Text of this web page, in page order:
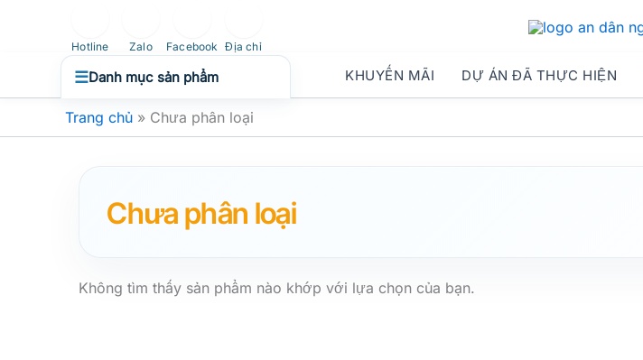
☰Danh mục sản phẩm
Hotline Zalo Facebook Địa chỉ
KHUYẾN MÃI DỰ ÁN ĐÃ THỰC HIỆN
Trang chủ » Chưa phân loại
Chưa phân loại
Không tìm thấy sản phẩm nào khớp với lựa chọn của bạn.